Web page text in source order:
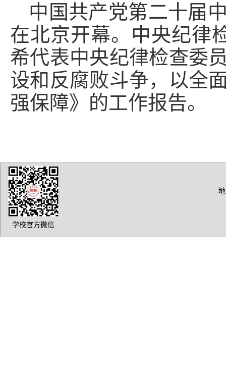
中国共产党第二十届
在北京开幕。中央纪律
希代表中央纪律检查委
设和反腐败斗争，以全
强保障》的工作报告。
学校官方微信